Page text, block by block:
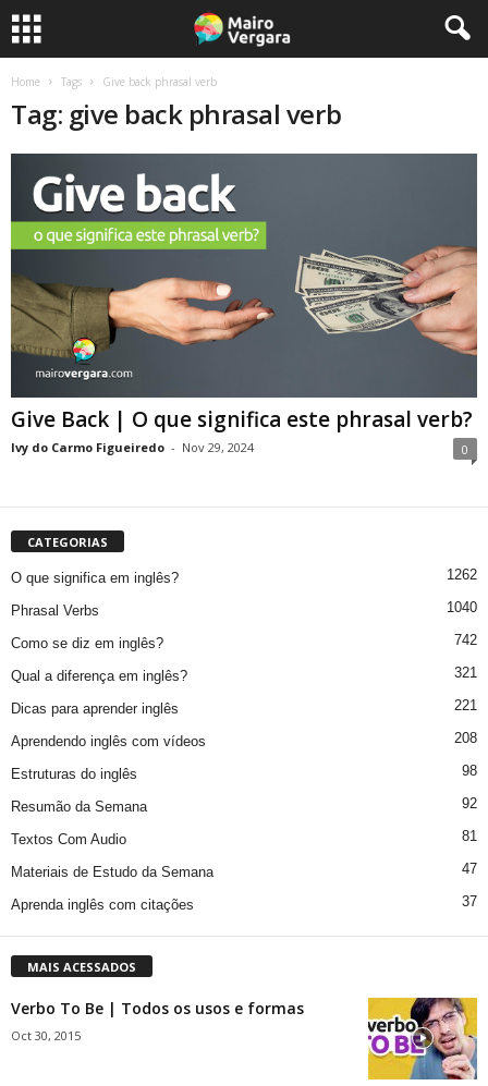
Home Tags Give back phrasal verb
Tag: give back phrasal verb
Give Back | O que significa este phrasal verb?
Ivy do Carmo Figueiredo - Nov 29, 2024 0
CATEGORIAS
O que significa em inglês? 1262
Phrasal Verbs 1040
Como se diz em inglês? 742
Qual a diferença em inglês? 321
Dicas para aprender inglês 221
Aprendendo inglês com vídeos 208
Estruturas do inglês 98
Resumão da Semana 92
Textos Com Audio 81
Materiais de Estudo da Semana 47
Aprenda inglês com citações 37
MAIS ACESSADOS
Verbo To Be | Todos os usos e formas
Oct 30, 2015